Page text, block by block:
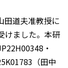
田道夫准教授に
けました。本研
・
（田中